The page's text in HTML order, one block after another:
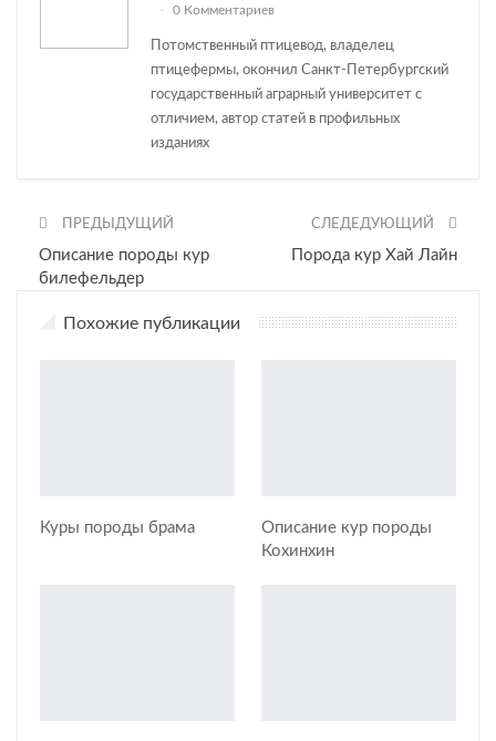
0 Комментариев
Потомственный птицевод, владелец
птицефермы, окончил Санкт-Петербургский
государственный аграрный университет с
отличием, автор статей в профильных
изданиях
ПРЕДЫДУЩИЙ
Описание породы кур
билефельдер
СЛЕДЕДУЮЩИЙ
Порода кур Хай Лайн
Похожие публикации
Куры породы брама
Описание кур породы
Кохинхин